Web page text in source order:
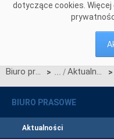
dotyczące cookies. Więcej
Biuro prasowe > Aktualności >
BIURO PRASOWE
Aktualności